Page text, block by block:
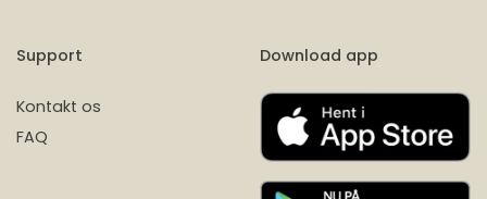
Support
Kontakt os
FAQ
Download app